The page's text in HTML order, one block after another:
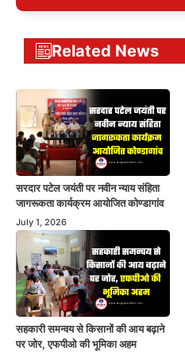
Related News
सरदार पटेल जयंती पर नवीन न्याय संहिता
जागरूकता कार्यक्रम आयोजित कोण्डागांव
July 1, 2026
सहकारी समन्वय से किसानों की आय बढ़ाने
पर जोर, एफपीओ की भूमिका अहम